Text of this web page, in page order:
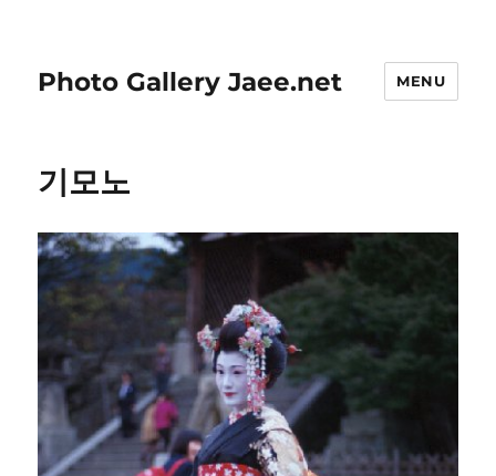
Photo Gallery Jaee.net MENU
기모노